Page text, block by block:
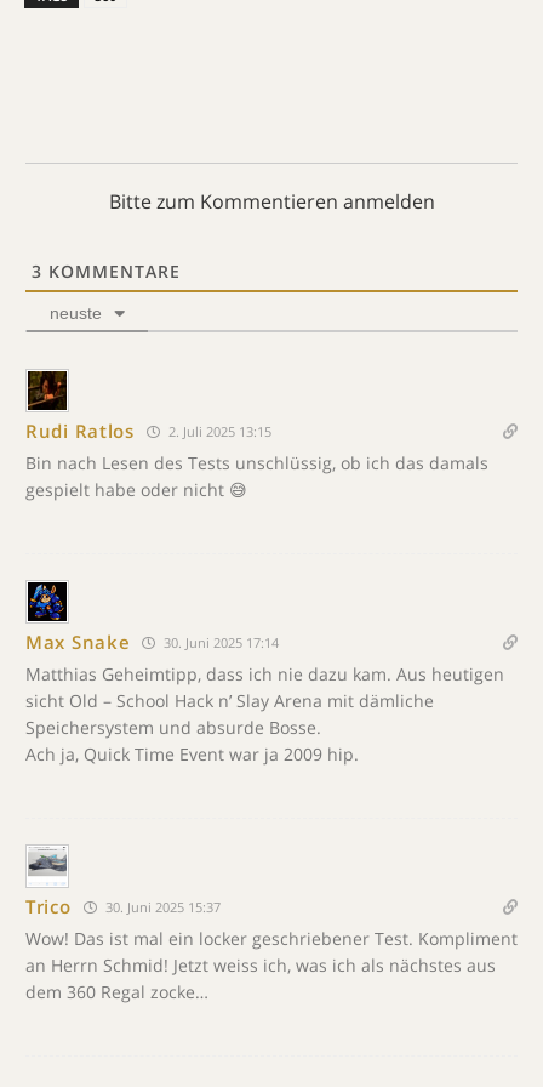
Bitte zum Kommentieren anmelden
3 KOMMENTARE
neuste
Rudi Ratlos 2. Juli 2025 13:15
Bin nach Lesen des Tests unschlüssig, ob ich das damals
gespielt habe oder nicht 😅
Max Snake 30. Juni 2025 17:14
Matthias Geheimtipp, dass ich nie dazu kam. Aus heutigen
sicht Old – School Hack n’ Slay Arena mit dämliche
Speichersystem und absurde Bosse.
Ach ja, Quick Time Event war ja 2009 hip.
Trico 30. Juni 2025 15:37
Wow! Das ist mal ein locker geschriebener Test. Kompliment
an Herrn Schmid! Jetzt weiss ich, was ich als nächstes aus
dem 360 Regal zocke…